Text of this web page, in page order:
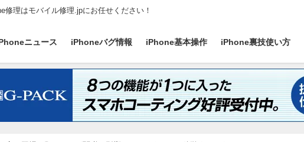
理はモバイル修理.jpにお任せください！
ニュース iPhoneバグ情報 iPhone基本操作 iPhone裏技使い方